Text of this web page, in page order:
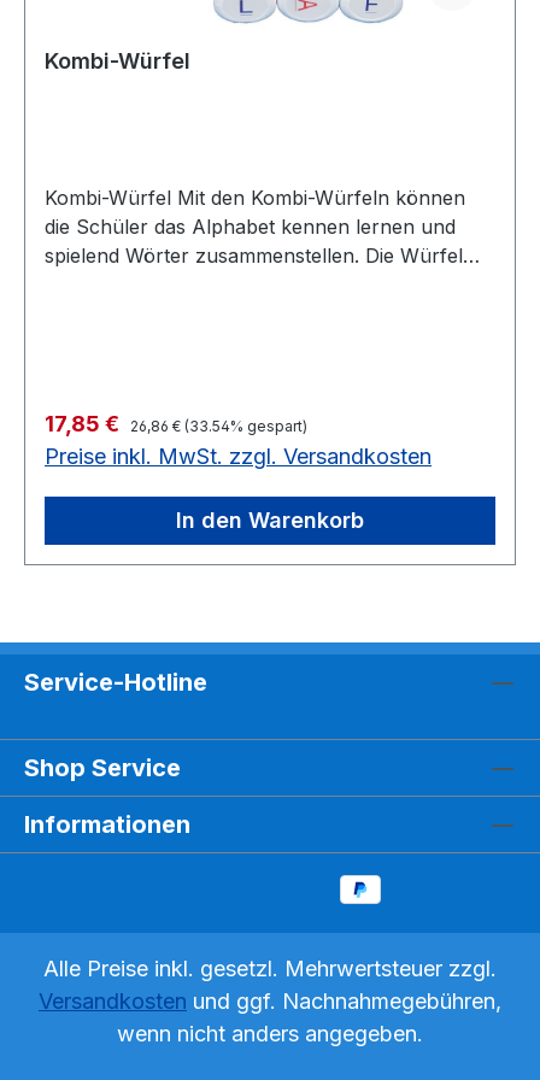
Kombi-Würfel
Kombi-Würfel Mit den Kombi-Würfeln können
die Schüler das Alphabet kennen lernen und
spielend Wörter zusammenstellen. Die Würfel
In einer Kunststoffschachtel. Größe 5 cm
Solange Vorrat reicht noch 2 Stück auf
Vorrat reicht noch 2 Stück auf Lager
Verkaufspreis:
17,85 € Regulärer Preis:
26,86 € (33.54% gespart)
Preise inkl. MwSt. zzgl. Versandkosten
In den Warenkorb
Service-Hotline
Shop Service
Informationen
Alle Preise inkl. gesetzl. Mehrwertsteuer zzgl.
Versandkosten und ggf. Nachnahmegebühren,
wenn nicht anders angegeben.